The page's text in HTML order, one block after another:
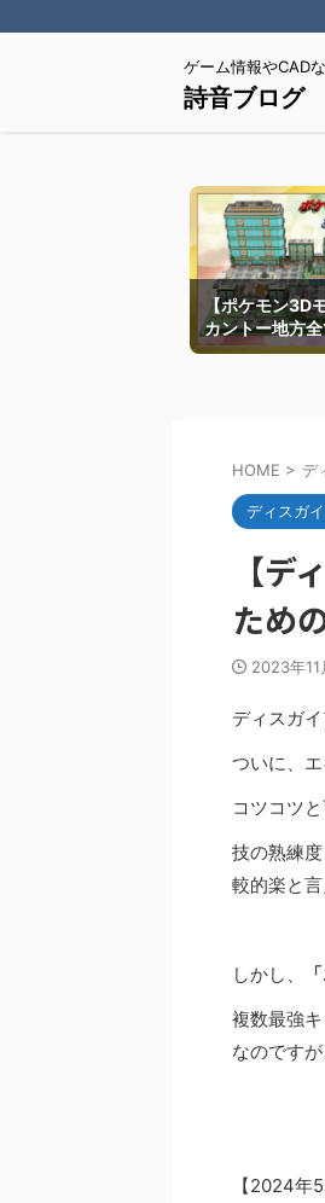
ゲーム情報やCAD
詩音ブログ
【ポケモン3D
カントー地方
を紹介
HOME > デ
ディスガ
【
ため
2023年11
ディスガ
ついに、
コツコツ
技の熟練
較的楽と言
しかし、
複数最強
なのです
【2024年